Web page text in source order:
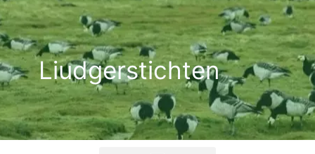
Ga
naar
de
inhoudLiudgerstichten